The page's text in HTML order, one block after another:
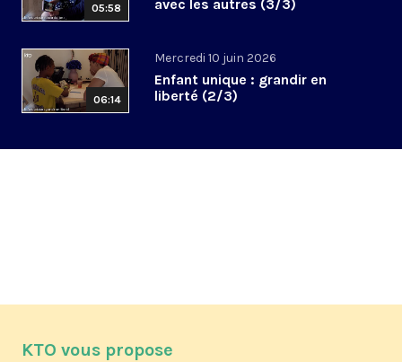
05:58
avec les autres (3/3)
06:14
Mercredi 10 juin 2026
Enfant unique : grandir en
liberté (2/3)
KTO vous propose